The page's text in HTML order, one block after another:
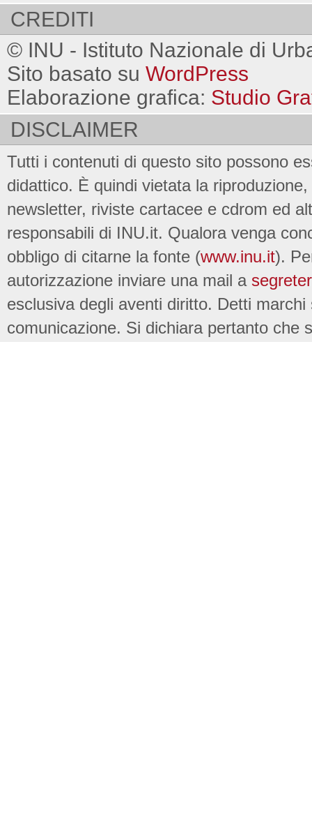
CREDITI
© INU - Istituto Nazionale di
Sito basato su WordPress
Elaborazione grafica: Studio
DISCLAIMER
Tutti i contenuti di questo sito possono
didattico. È quindi vietata la
newsletter, riviste cartacee e cdrom ed
responsabili di INU.it. Qualora venga
obbligo di citarne la fonte (www.inu.it).
autorizzazione inviare una mail a
esclusiva degli aventi diritto. Detti
comunicazione. Si dichiara pertanto che